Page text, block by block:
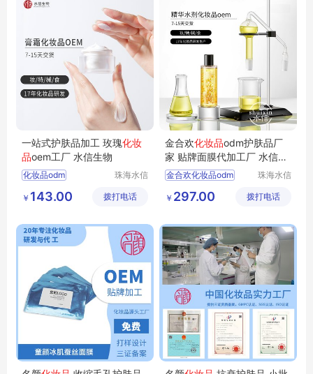
一站式护肤品加工 玫瑰化妆
品oem工厂 水信生物
化妆品odm
化妆品研发
水信生物
珠海水信
有限公司
￥ 143.00 拨打电话
金合欢化妆品odm护肤品厂
家 贴牌面膜代加工厂 水信生
物
金合欢化妆品odm
护肤品oem
水信生物
珠海水信
有限公司
￥ 297.00 拨打电话